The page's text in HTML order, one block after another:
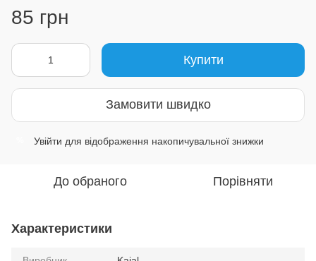
85 грн
Купити
Замовити швидко
Увійти для відображення накопичувальної знижки
До обраного Порівняти
Характеристики